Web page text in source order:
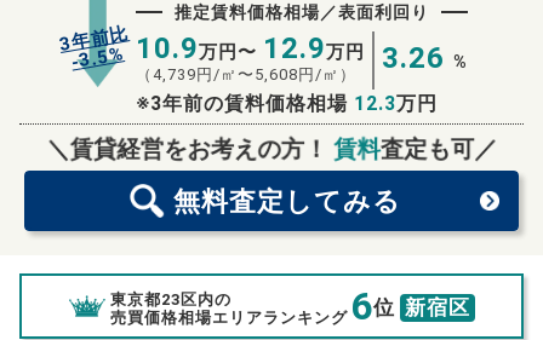
3年前比
-3.5%
推定賃料価格相場／表面利回り
10.9万円〜 12.9万円
（ 4,739 円/㎡〜 5,608 円/㎡） 3.26 %
※3年前の賃料価格相場 12.3万円
＼賃貸経営をお考えの方！賃料査定も可／
無料査定 してみる
無料査定スタート！
東京都23区内の
売買価格相場エリアランキング 6位 新宿区